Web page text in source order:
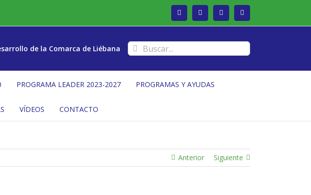
Facebook Twitter Instagram
de la Comarca de Liébana Buscar:
PROGRAMA LEADER 2023-2027 PROGRAMAS Y AYUDAS
VÍDEOS CONTACTO
Anterior Siguiente